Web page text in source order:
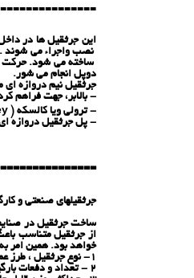
این جرثقیل ها در
نصب واجراء می شوند
ساخته می شود. حرکت
دوپل انجام می شور.
جرثقیل نیم دروازه
- بالابر، جهت فراهم
- ترولی ویا كالسكه ( trolley )جهت فراهم کردن حرکت چپ/ راست برای ، بالابر و بار
- پل جرثقیل دروازه
جرثقیلهای صنعتی و
ساخت جرثقیل در
از جرثقیل متناسب
خواهد بود. همین امر
1- نوع جرثقیل ، طرز عملکردونوع بهره برداری ازآن (جرثقیل سقفی ، جرثقیل دروازه ای ، جرثقیل بازویی ، جرثقیل های خاص و ...)
2 - تعداد و دفعات بارگیری وتخلیه وهمچنین استارت واستوپ های جرثقیل